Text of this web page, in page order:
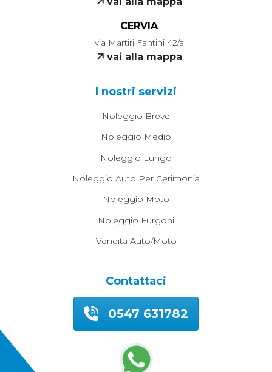
CERVIA
via Martiri Fantini 42/a
vai alla mappa
I nostri servizi
Noleggio Breve
Noleggio Medio
Noleggio Lungo
Noleggio Auto Per Cerimonia
Noleggio Moto
Noleggio Furgoni
Vendita Auto/moto
Contattaci
0547 631782